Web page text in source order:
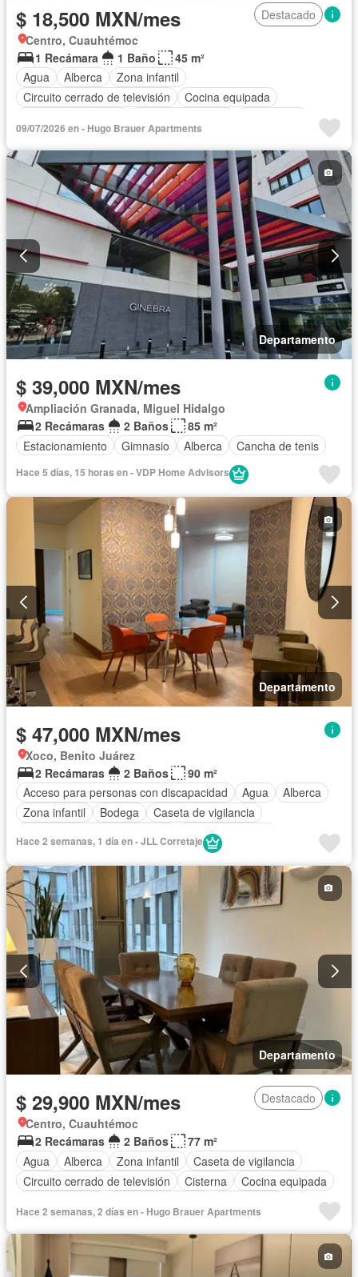
$ 18,500 MXN/mes
Destacado
Centro, Cuauhtémoc
1 Recámara
1 Baño
45 m²
Agua
Alberca
Zona infantil
Circuito cerrado de televisión
Cocina equipada
Elevador
Estacionamiento Gimnasio
Jardín
Recámara con closet
Seguridad
Parcialmente amueblado
09/07/2026 en - Hugo Brauer Apartments
Departamento
$ 39,000 MXN/mes
Ampliación Granada, Miguel Hidalgo
2 Recámaras
2 Baños
85 m²
Estacionamiento
Gimnasio Alberca Cancha de tenis
Hace 5 días, 15 horas en - VDP Home Advisors
Departamento
$ 47,000 MXN/mes
Xoco, Benito Juárez
2 Recámaras
2 Baños
90 m²
Acceso para personas con discapacidad
Agua
Alberca
Zona infantil
Bodega
Caseta de vigilancia
Cocina equipada
Cuarto de Limpieza
Electricidad
Estacionamiento
Gimnasio
Jacuzzi
Jardín Despacho
Recámara con closet
Sala polivalente
Sauna Wifi
Zonas verdes
Permite mascotas
Permite niños
Parcialmente amueblado
Hace 2 semanas, 1 día en - JLL Corretaje
Departamento
$ 29,900 MXN/mes
Destacado
Centro, Cuauhtémoc
2 Recámaras
2 Baños
77 m²
Agua
Alberca Zona infantil
Caseta de vigilancia
Circuito cerrado de televisión
Cisterna
Cocina equipada
Elevador
Estacionamiento Gimnasio
Jardín
Recámara con closet
Sala polivalente
Seguridad
Completamente amueblado
Hace 2 semanas, 2 días en - Hugo Brauer Apartments